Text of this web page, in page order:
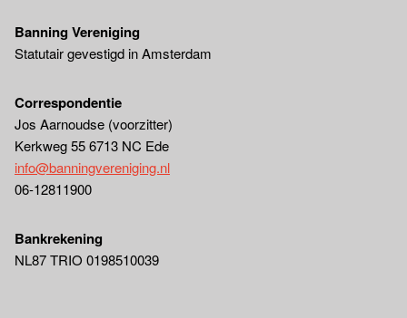
Banning Vereniging
Statutair gevestigd in Amsterdam
Correspondentie
Jos Aarnoudse (voorzitter)
Kerkweg 55 6713 NC Ede
info@banningvereniging.nl
06-12811900
Bankrekening
NL87 TRIO 0198510039